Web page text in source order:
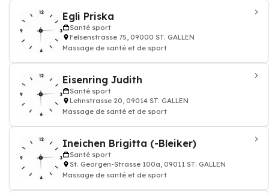
Egli Priska
Santé sport
Felsenstrasse 75, 09000 ST. GALLEN
Massage de santé et de sport
Eisenring Judith
Santé sport
Lehnstrasse 20, 09014 ST. GALLEN
Massage de santé et de sport
Ineichen Brigitta (-Bleiker)
Santé sport
St. Georgen-Strasse 100a, 09011 ST. GALLEN
Massage de santé et de sport